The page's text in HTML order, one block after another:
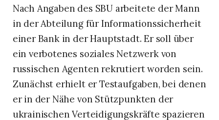
Nach Angaben des SBU arbeitete der Mann
in der Abteilung für Informationssicherheit
einer Bank in der Hauptstadt. Er soll über
ein verbotenes soziales Netzwerk von
russischen Agenten rekrutiert worden sein.
Zunächst erhielt er Testaufgaben, bei denen
er in der Nähe von Stützpunkten der
ukrainischen Verteidigungskräfte spazieren